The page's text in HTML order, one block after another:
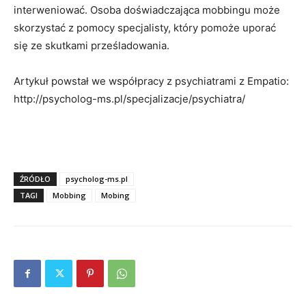
interweniować. Osoba doświadczająca mobbingu może
skorzystać z pomocy specjalisty, który pomoże uporać
się ze skutkami prześladowania.
Artykuł powstał we współpracy z psychiatrami z Empatio:
http://psycholog-ms.pl/specjalizacje/psychiatra/
ŹRÓDŁO
psycholog-ms.pl
TAGI
Mobbing Mobing